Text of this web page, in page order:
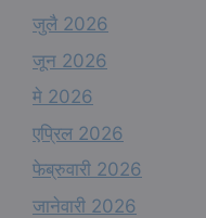
जुलै 2026
जून 2026
मे 2026
एप्रिल 2026
फेब्रुवारी 2026
जानेवारी 2026